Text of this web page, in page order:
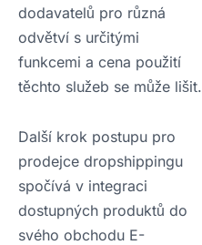
dodavatelů pro různá
odvětví s určitými
funkcemi a cena použití
těchto služeb se může lišit.
Další krok postupu pro
prodejce dropshippingu
spočívá v integraci
dostupných produktů do
svého obchodu E-